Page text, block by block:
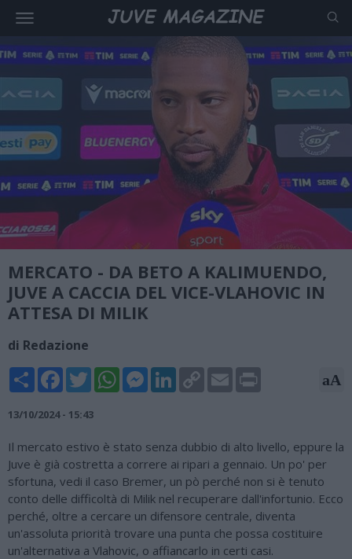
MERCATO - DA BETO A KALIMUENDO,
JUVE A CACCIA DEL VICE-VLAHOVIC IN
ATTESA DI MILIK
di Redazione
Share FacebookTwitterWhatsAppMessengerLinkedInCopy
Link
Email aA
13/10/2024 - 15:43
Il mercato estivo è stato senza dubbio di alto livello, eppure la
Juve è già costretta a correre ai ripari a gennaio. Un po' per
sfortuna, vedi il caso Bremer, un pò perché non si è tenuto
conto delle difficoltà di Milik nel recuperare dall'infortunio. Ecco
perché, oltre a cercare un difensore centrale, diventa
un'assoluta priorità trovare una punta che possa costituire
un'alternativa a Vlahovic, o affiancarlo in certi casi.